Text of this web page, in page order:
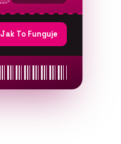
Jak To Funguje